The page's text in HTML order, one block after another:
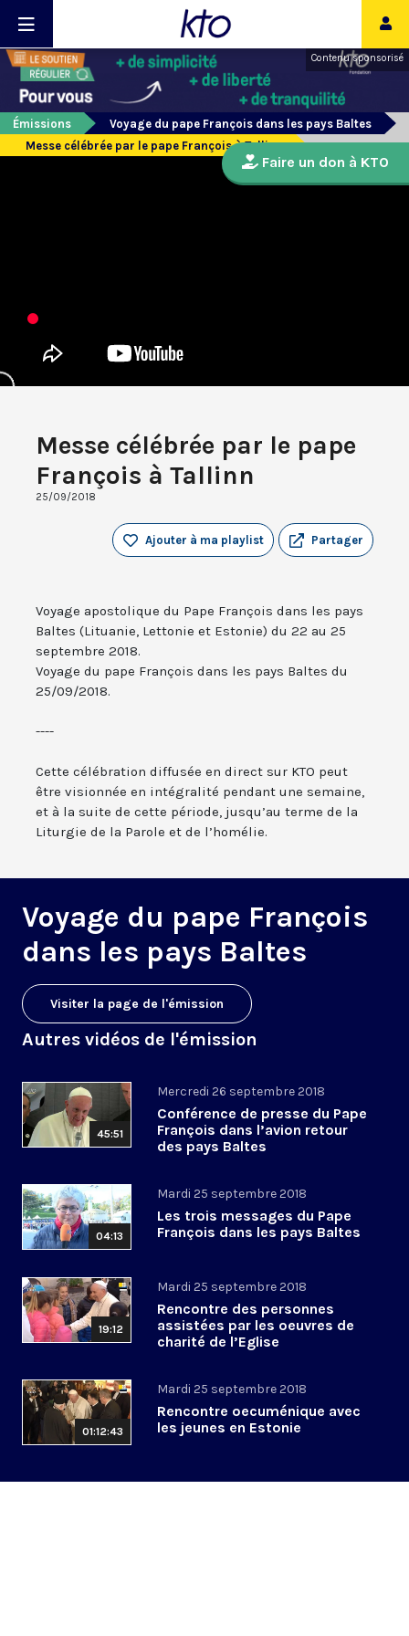
Contenu sponsorisé
Émissions
Voyage du pape François dans les pays Baltes
Messe célébrée par le pape François à Tallinn
Messe célébrée par le pape
François à Tallinn
25/09/2018
Partager
Ajouter à ma playlist
Voyage apostolique du Pape François dans les pays
Baltes (Lituanie, Lettonie et Estonie) du 22 au 25
septembre 2018.
Voyage du pape François dans les pays Baltes du
25/09/2018.
----
Cette célébration diffusée en direct sur KTO peut
être visionnée en intégralité pendant une semaine,
et à la suite de cette période, jusqu’au terme de la
Liturgie de la Parole et de l’homélie.
Voyage du pape François
dans les pays Baltes
Visiter la page de l'émission
Autres vidéos de l'émission
45:51
Mercredi 26 septembre 2018
Conférence de presse du Pape
François dans l’avion retour
des pays Baltes
04:13
Mardi 25 septembre 2018
Les trois messages du Pape
François dans les pays Baltes
19:12
Mardi 25 septembre 2018
Rencontre des personnes
assistées par les oeuvres de
charité de l’Eglise
01:12:43
Mardi 25 septembre 2018
Rencontre oecuménique avec
les jeunes en Estonie
Faire un don à KTO